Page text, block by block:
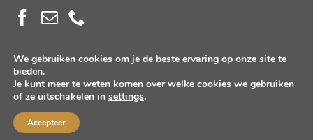
Copyright Alloutdoorshop © 2026. Alle Rechten
KVK: 17264972 | BTW: NL821384764B01
We gebruiken cookies om je de beste ervaring op onze site te
bieden.
Je kunt meer te weten komen over welke cookies we gebruiken
of ze uitschakelen in settings.
Accepteer